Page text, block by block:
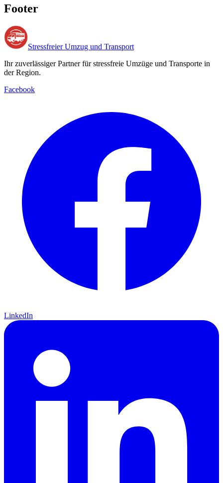
Footer
Stressfreier Umzug und Transport
Ihr zuverlässiger Partner für stressfreie Umzüge und Transporte in
der Region.
Facebook
LinkedIn